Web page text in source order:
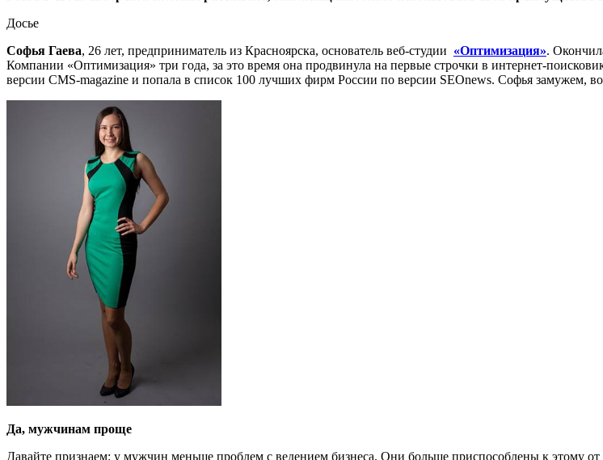
Досье
Софья Гаева, 26 лет, предприниматель из Красноярска, основатель веб-студии «Оптимизация».
Компании «Оптимизация» три года, за это время она продвинула на первые строчки в интернет-
версии CMS-magazine и попала в список 100 лучших фирм России по версии SEOnews. Софья замужем,
Да, мужчинам проще
Давайте признаем: у мужчин меньше проблем с ведением бизнеса. Они больше приспособлены к этому от